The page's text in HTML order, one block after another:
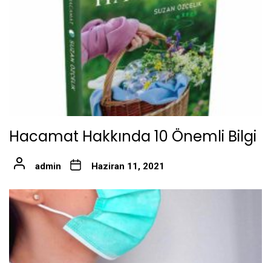
Hacamat Hakkında 10 Önemli Bilgi
admin Haziran 11, 2021